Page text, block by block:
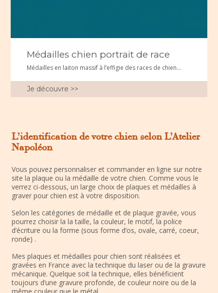
Médailles chien portrait de race
Médailles en laiton massif à l’effigie des races de chien...
Je découvre >>
L’identification de votre chien selon L’Atelier
Napoléon
Vous pouvez personnaliser et commander en ligne sur notre
site la plaque ou la médaille de votre chien. Comme vous le
verrez ci-dessous, un large choix de plaques et médailles à
graver pour chien est à votre disposition.
Selon les catégories de médaille et de plaque gravée, vous
pourrez choisir la la taille, la couleur, le motif, la police
d’écriture ou la forme (sous forme d’os, ovale, carré, coeur,
ronde) .
Mes plaques et médailles pour chien sont réalisées et
gravées en France avec la technique du laser ou de la gravure
mécanique. Quelque soit la technique, elles bénéficient
toujours d’une gravure profonde, de couleur noire ou de la
même couleur que le métal.